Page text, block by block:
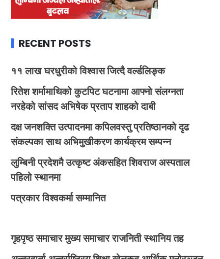
RECENT POSTS
११ लाख घरधुरीको विश्वास जित्दै वर्ल्डलिङ्क
रितेश शर्मामाथिको कुटपिट घटनामा आफ्नो संलग्नता
नरहेको सांसद अभिषेक प्रताप शाहको दाबी
दक्ष जनशक्ति उत्पादनमा कपिलवस्तु प्रतिष्ठानको दृढ
संकल्पका साथ अभिमुखीकरण कार्यक्रम सम्पन्न
लुम्बिनी प्रदेशमै उत्कृष्ट अंकसहित शिवराज अस्पताल
पहिलो स्थानमा
पत्रकार विश्वकर्मा सम्मानित
गृहपृष्ठ समाचार मुख्य समाचार राजनिती स्थानिय तह